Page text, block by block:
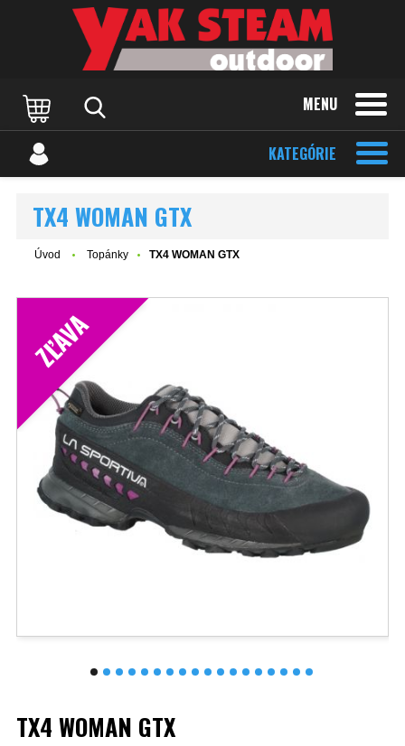
MENU
KATEGÓRIE
TX4 WOMAN GTX
Úvod Topánky TX4 WOMAN GTX
ZĽAVA
TX4 WOMAN GTX